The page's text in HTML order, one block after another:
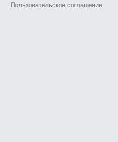
Пользовательское соглашение